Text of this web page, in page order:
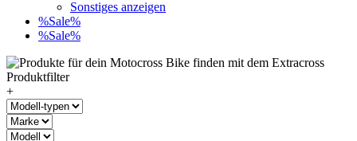
Sonstiges anzeigen
%Sale%
%Sale%
+